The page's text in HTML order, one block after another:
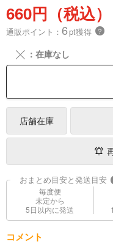
660円（税込）
通販ポイント： 6pt獲得 ？
╳ ：在庫なし
店舗在庫
おまとめ目安と発送目安
毎度便
未定から
5日以内に発送
コメント